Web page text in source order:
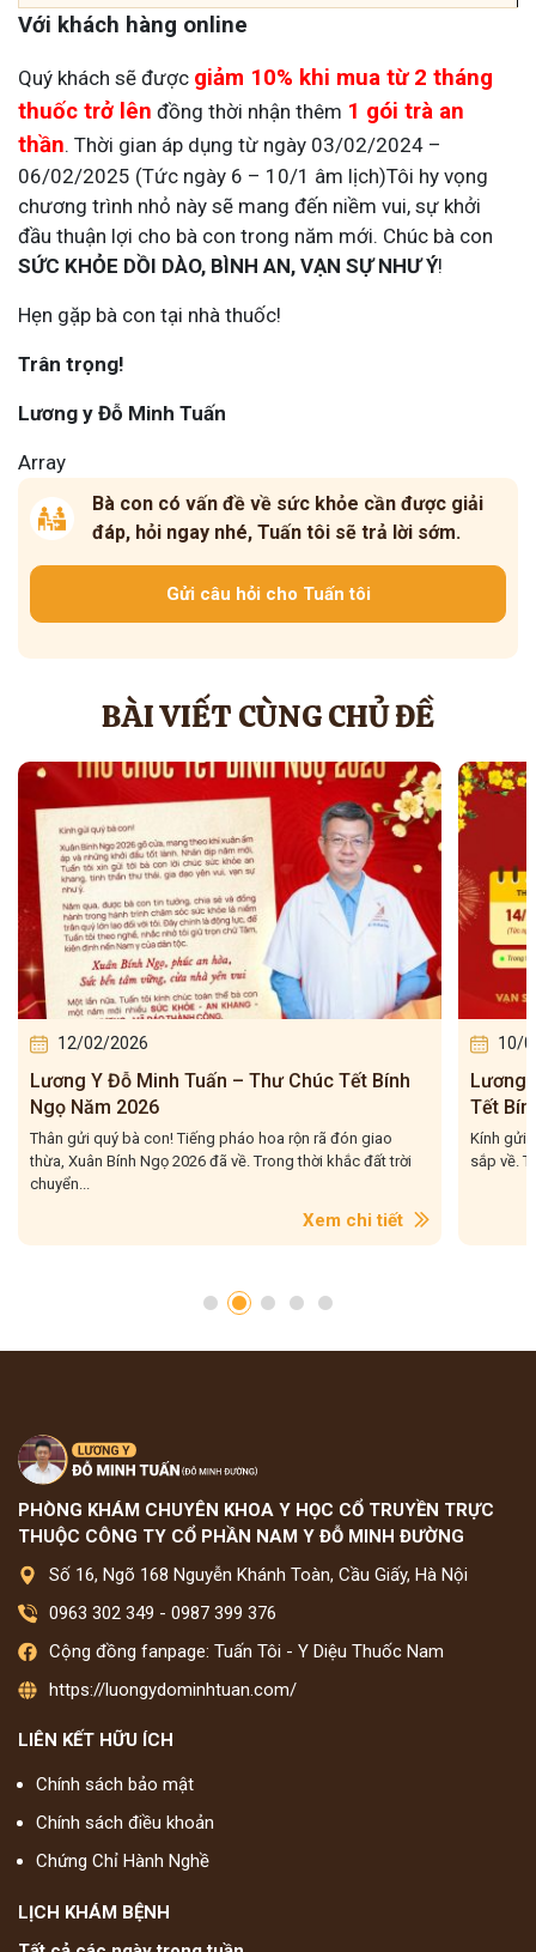
Với khách hàng online
Quý khách sẽ được giảm 10% khi mua từ 2 tháng
thuốc trở lên đồng thời nhận thêm 1 gói trà an
thần. Thời gian áp dụng từ ngày 03/02/2024 –
06/02/2025 (Tức ngày 6 – 10/1 âm lịch)Tôi hy vọng
chương trình nhỏ này sẽ mang đến niềm vui, sự khởi
đầu thuận lợi cho bà con trong năm mới. Chúc bà con
SỨC KHỎE DỒI DÀO, BÌNH AN, VẠN SỰ NHƯ Ý!
Hẹn gặp bà con tại nhà thuốc!
Trân trọng!
Lương y Đỗ Minh Tuấn
Array
Bà con có vấn đề về sức khỏe cần được giải
đáp, hỏi ngay nhé, Tuấn tôi sẽ trả lời sớm.
Gửi câu hỏi cho Tuấn tôi
BÀI VIẾT CÙNG CHỦ ĐỀ
12/02/2026
Lương Y Đỗ Minh Tuấn – Thư Chúc Tết Bính
Ngọ Năm 2026
Thân gửi quý bà con! Tiếng pháo hoa rộn rã đón giao
thừa, Xuân Bính Ngọ 2026 đã về. Trong thời khắc đất trời
chuyển...
Xem chi tiết
10/
Lương
Tết
Kính gửi
sắp về.
PHÒNG KHÁM CHUYÊN KHOA Y HỌC CỔ TRUYỀN TRỰC
THUỘC CÔNG TY CỔ PHẦN NAM Y ĐỖ MINH ĐƯỜNG
Số 16, Ngõ 168 Nguyễn Khánh Toàn, Cầu Giấy, Hà Nội
0963 302 349 - 0987 399 376
Cộng đồng fanpage: Tuấn Tôi - Y Diệu Thuốc Nam
https://luongydominhtuan.com/
LIÊN KẾT HỮU ÍCH
Chính sách bảo mật
Chính sách điều khoản
Chứng Chỉ Hành Nghề
LỊCH KHÁM BỆNH